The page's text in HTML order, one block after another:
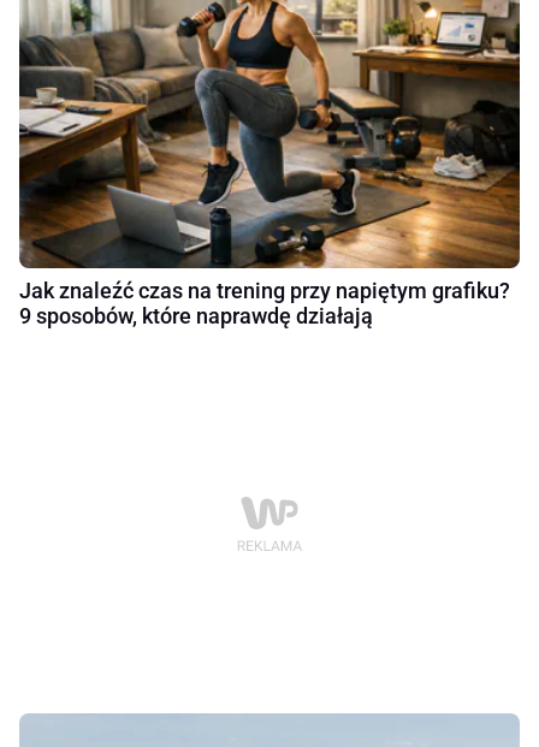
Jak znaleźć czas na trening przy napiętym grafiku?
9 sposobów, które naprawdę działają